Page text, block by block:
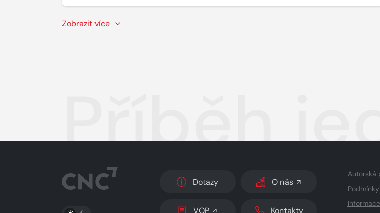
Zobrazit více
Příběh
PŘEPNOUT SVĚTLÝ/TMAVÝ REŽIM
Dotazy O nás
VOP Kontakty
Autorská